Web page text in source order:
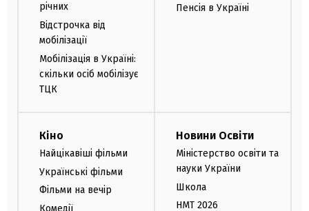
річних
Відстрочка від
мобілізації
Мобілізація в Україні:
скільки осіб мобілізує
ТЦК
Пенсія в Україні
Кіно
Найцікавіші фільми
Українські фільми
Фільми на вечір
Новини Освіти
Міністерство освіти та
науки України
Школа
НМТ 2026